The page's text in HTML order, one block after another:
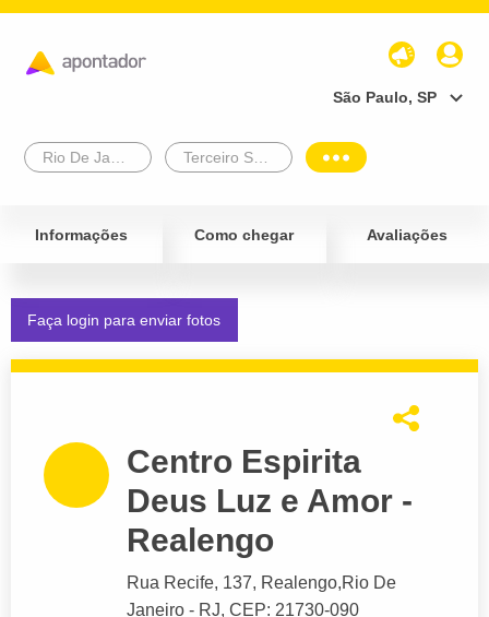
São Paulo, SP
Informações Como chegar Avaliações
Faça login para enviar fotos
Centro Espirita
Deus Luz e Amor -
Realengo
Rua Recife, 137, Realengo,Rio De
Janeiro - RJ, CEP: 21730-090